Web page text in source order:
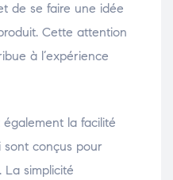
de se faire une idée
Cette attention
à l’expérience
la facilité
sont conçus pour
simplicité